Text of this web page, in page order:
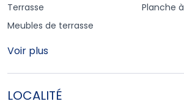
Terrasse
Meubles de terrasse
Planche
Voir plus
LOCALITÉ